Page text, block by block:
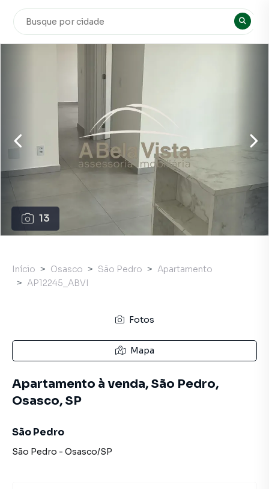
13
Início Osasco São Pedro
Apartamento
AP12245_ABVI
Fotos
Mapa
Apartamento à venda, São Pedro,
Osasco, SP
São Pedro
São Pedro - Osasco/SP